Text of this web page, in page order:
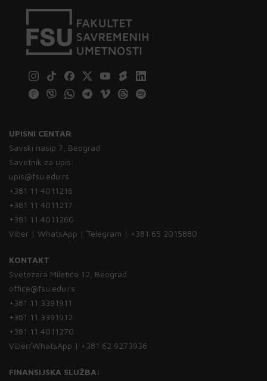
UPISNI CENTAR
Savski nasip 7, Beograd
Savetnik za upis:
upis@fsu.edu.rs
+381 11 4011216
+381 11 4011217
+381 11 4011260
Viber | WhatsApp | Telegram | +381 65 2015880
KONTAKT
Svetozara Miletića 12, Beograd
office@fsu.edu.rs
+381 11 3391911
+381 11 3391912
+381 11 4011270
Viber/WhatsApp | +381 62 9273936
FINANSIJSKA SLUŽBA: